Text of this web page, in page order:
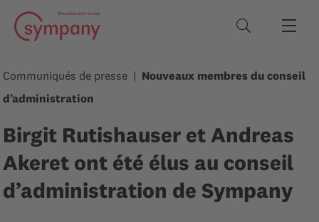
Termes de
Communiqués de presse
Nouveaux membres du conseil
d’administration
Birgit Rutishauser et Andreas
Akeret ont été élus au conseil
d’administration de Sympany